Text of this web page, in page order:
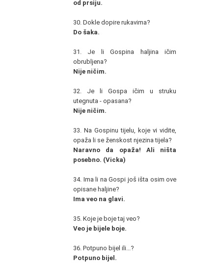
od prsiju.
30. Dokle dopire rukavima?
Do šaka.
31. Je li Gospina haljina ičim
obrubljena?
Nije ničim.
32. Je li Gospa ičim u struku
utegnuta - opasana?
Nije ničim.
33. Na Gospinu tijelu, koje vi vidite,
opaža li se ženskost njezina tijela?
Naravno da opaža! Ali ništa
posebno. (Vicka)
34. Ima li na Gospi još išta osim ove
opisane haljine?
Ima veo na glavi.
35. Koje je boje taj veo?
Veo je bijele boje.
36. Potpuno bijel ili...?
Potpuno bijel.